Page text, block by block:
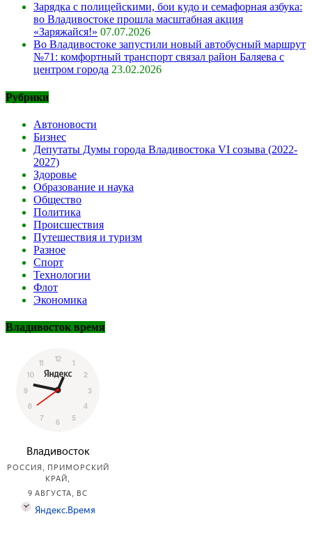
Зарядка с полицейскими, бои кудо и семафорная азбука:
во Владивостоке прошла масштабная акция
«Заряжайся!» 07.07.2026
Во Владивостоке запустили новый автобусный маршрут
№71: комфортный транспорт связал район Баляева с
центром города 23.02.2026
Рубрики
Автоновости
Бизнес
Депутаты Думы города Владивостока VI созыва (2022-
2027)
Здоровье
Образование и наука
Общество
Политика
Происшествия
Путешествия и туризм
Разное
Спорт
Технологии
Флот
Экономика
Владивосток время